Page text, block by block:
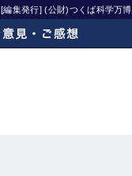
[編集発行] (公財)つくば科学万